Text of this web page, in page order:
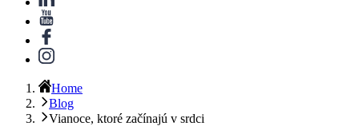
Home
Blog
Vianoce, ktoré začínajú v srdci